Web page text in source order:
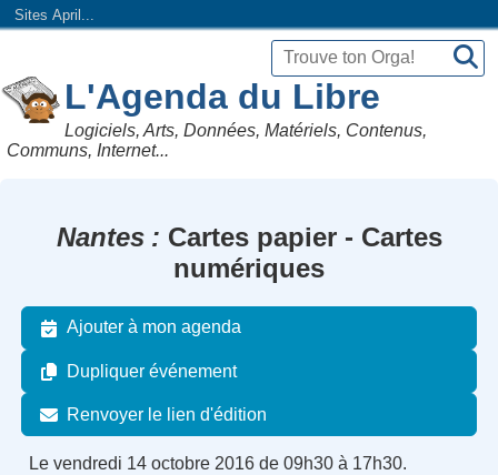
Sites April...
L'Agenda du Libre
Logiciels, Arts, Données, Matériels, Contenus,
Communs, Internet...
Nantes
Cartes papier - Cartes
numériques
Ajouter à mon agenda
Dupliquer événement
Renvoyer le lien d'édition
Le vendredi 14 octobre 2016 de 09h30 à 17h30.